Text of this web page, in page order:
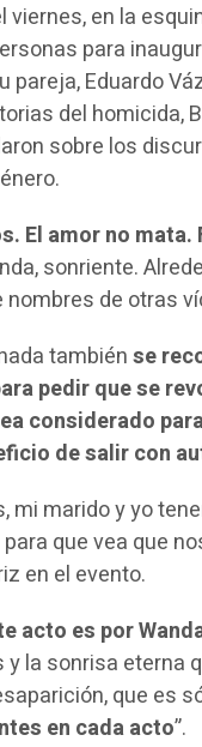
viernes, en la
para
pareja, Eduardo
del homicida,
sobre los
El amor no
sonriente.
nombres de otras
tambiénse
pedir que se
considerado
de salir con
mi marido y yo
que vea que
en el evento.
acto es por
la sonrisa eterna
que es
en cada acto”.